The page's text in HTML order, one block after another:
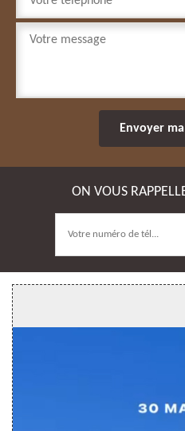
ON VOUS